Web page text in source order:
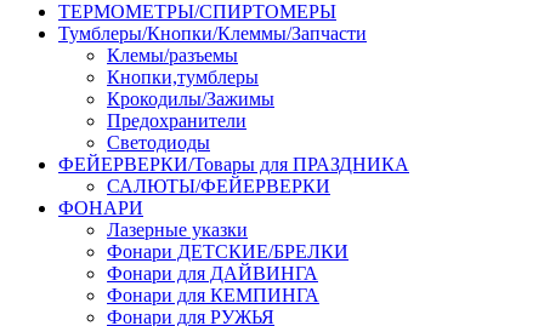
ТЕРМОМЕТРЫ/СПИРТОМЕРЫ
Тумблеры/Кнопки/Клеммы/Запчасти
Клемы/разъемы
Кнопки,тумблеры
Крокодилы/Зажимы
Предохранители
Светодиоды
ФЕЙЕРВЕРКИ/Товары для ПРАЗДНИКА
САЛЮТЫ/ФЕЙЕРВЕРКИ
ФОНАРИ
Лазерные указки
Фонари ДЕТСКИЕ/БРЕЛКИ
Фонари для ДАЙВИНГА
Фонари для КЕМПИНГА
Фонари для РУЖЬЯ